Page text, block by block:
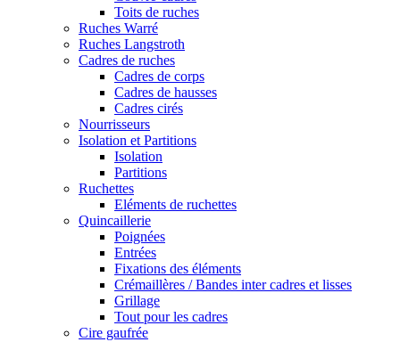
Toits de ruches
Ruches Warré
Ruches Langstroth
Cadres de ruches
Cadres de corps
Cadres de hausses
Cadres cirés
Nourrisseurs
Isolation et Partitions
Isolation
Partitions
Ruchettes
Eléments de ruchettes
Quincaillerie
Poignées
Entrées
Fixations des éléments
Crémaillères / Bandes inter cadres et lisses
Grillage
Tout pour les cadres
Cire gaufrée